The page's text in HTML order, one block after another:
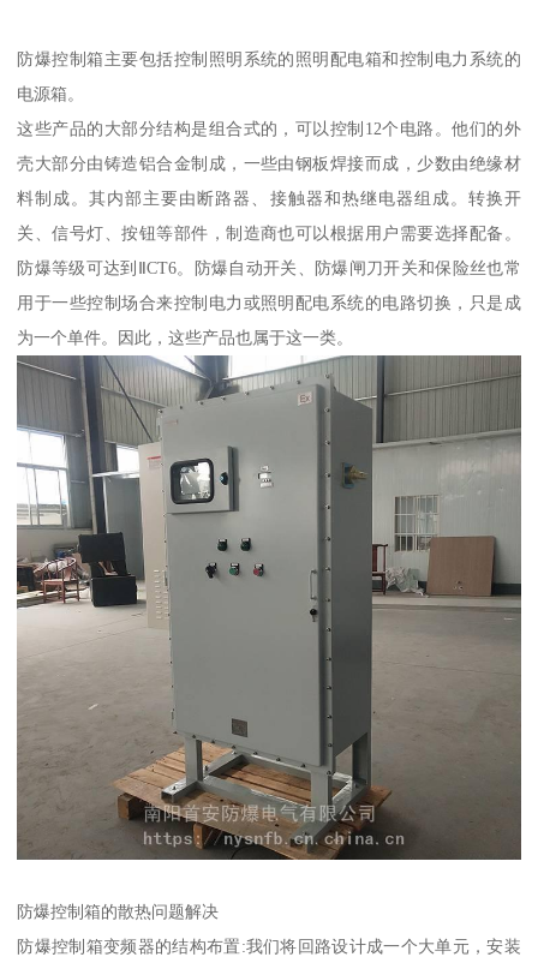
防爆控制箱主要包括控制照明系统的照明配电箱和控制电力系统的
电源箱。
这些产品的大部分结构是组合式的，可以控制12个电路。他们的外
壳大部分由铸造铝合金制成，一些由钢板焊接而成，少数由绝缘材
料制成。其内部主要由断路器、接触器和热继电器组成。转换开
关、信号灯、按钮等部件，制造商也可以根据用户需要选择配备。
防爆等级可达到ⅡCT6。防爆自动开关、防爆闸刀开关和保险丝也常
用于一些控制场合来控制电力或照明配电系统的电路切换，只是成
为一个单件。因此，这些产品也属于这一类。
防爆控制箱的散热问题解决
防爆控制箱变频器的结构布置:我们将回路设计成一个大单元，安装